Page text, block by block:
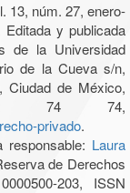
13, núm. 27, enero-
y publicada
de la Universidad
de la Cueva s/n,
Ciudad de México,
74 74,
privado.
responsable: Laura
de Derechos
203, ISSN